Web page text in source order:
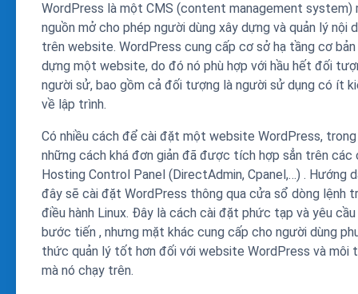
WordPress là một CMS (content management system)
nguồn mở cho phép người dùng xây dựng và quản lý nội
trên website. WordPress cung cấp cơ sở hạ tầng cơ
dựng một website, do đó nó phù hợp với hầu hết đối
người sử, bao gồm cả đối tượng là người sử dụng có ít
về lập trình.
Có nhiều cách để cài đặt một website WordPress,
những cách khá đơn giản đã được tích hợp sẳn trên các
Hosting Control Panel (DirectAdmin, Cpanel,…) . Hướng
đây sẽ cài đặt WordPress thông qua cửa sổ dòng lệnh
điều hành Linux. Đây là cách cài đặt phức tạp và yêu cầu
bước tiến , nhưng mặt khác cung cấp cho người dùng
thức quản lý tốt hơn đối với website WordPress và môi
mà nó chạy trên.